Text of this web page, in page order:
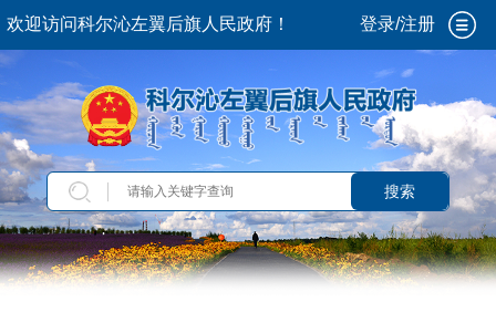
欢迎访问科尔沁左翼后旗人民政府！ 登录/注册
搜索